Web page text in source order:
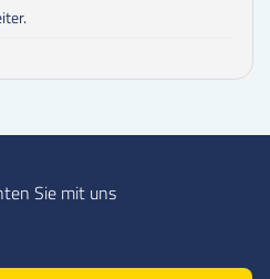
Sie mit uns